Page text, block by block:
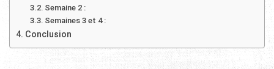
Semaine 2 :
Semaines 3 et 4 :
Conclusion